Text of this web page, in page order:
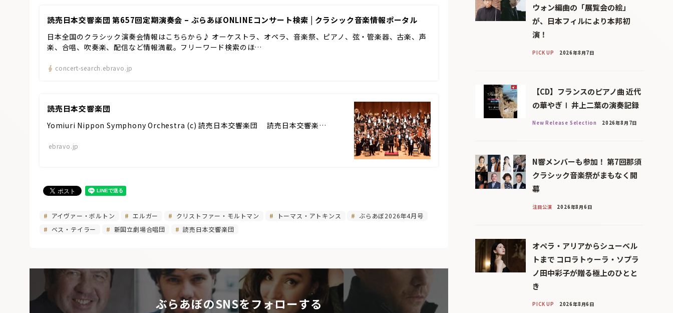
読売日本交響楽団 第657回定期演奏会 – ぶらあぼONLINEコンサート検索 | クラシック音楽情報ポータル
日本全国のクラシック演奏会情報はこちらから♪ オーケストラ、オペラ、音楽祭、ピアノ、弦・管楽器、古楽、声
楽、合唱、吹奏楽、配信など情報満載。フリーワード検索のほ…
concert-search.ebravo.jp
読売日本交響楽団
Yomiuri Nippon Symphony Orchestra (c) 読売日本交響楽団 読売日本交響楽…
ebravo.jp
アイヴァー・ボルトン エルガー クリストファー・モルトマン トーマス・アトキンス
ぶらあぼ2026年4月号
ベス・テイラー
新国立劇場合唱団 読売日本交響楽団
ぶらあぼのSNSをフォローする
ウォン編曲の「展覧会の絵」
が、日本フィルにより本邦初
演！
PICK UP 2026年8月7日
【CD】フランスのピアノ曲 近代
の華やぎⅠ 井上二葉の演奏記録
New Release Selection 2026年8月7日
N響メンバーも参加！ 第7回那須
クラシック音楽祭がまもなく開
幕
注目公演 2026年8月6日
オペラ・アリアからシューベル
トまで コロラトゥーラ・ソプラ
ノ田中彩子が贈る極上のひとと
き
PICK UP 2026年8月6日